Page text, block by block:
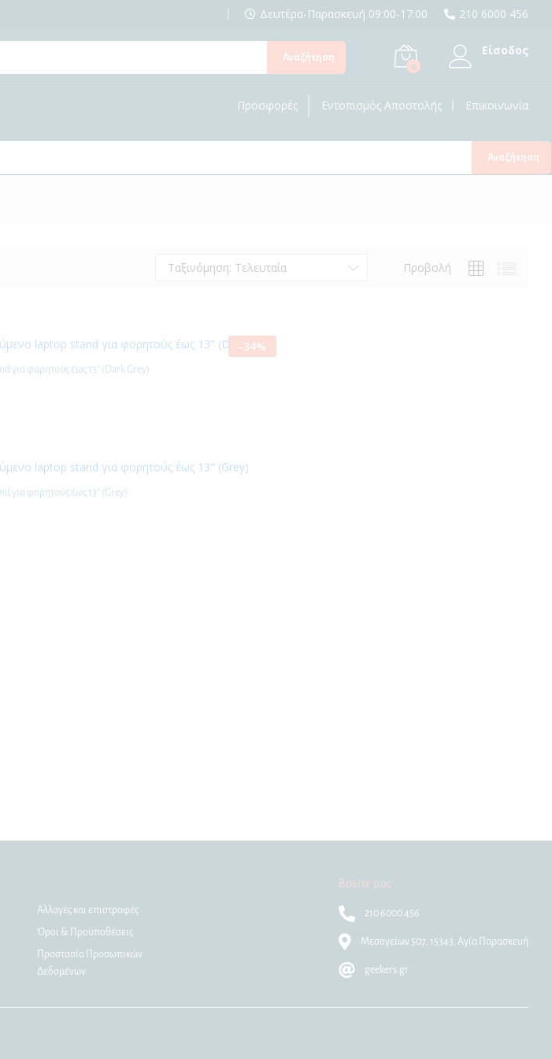
Δευτέρα-Παρασκευή 09:00-17:00 210 6000 456
Αναζήτηση
0
Είσοδος
Προσφορές Εντοπισμός Αποστολής Επικοινωνία
Αναζήτηση
Προβολή
Ταξινόμηση: Τελευταία
-34%
για φορητούς έως 13″ (Dark Grey)
για φορητούς έως 13″ (Grey)
Αλλαγές και επιστροφές
Όροι & Προϋποθέσεις
Προστασία Προσωπικών
Δεδομένων
Βρείτε μας
210 6000 456
Μεσογείων 507, 15343, Αγία Παρασκευή
geekers.gr